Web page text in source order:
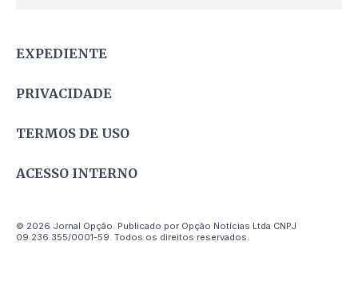
EXPEDIENTE
PRIVACIDADE
TERMOS DE USO
ACESSO INTERNO
© 2026 Jornal Opção. Publicado por Opção Notícias Ltda CNPJ
09.236.355/0001-59. Todos os direitos reservados.